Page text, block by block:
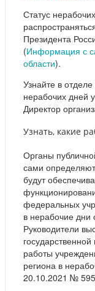
Статус
Президента
(Информация с
области).
Узнайте в
нерабочих дней
Директор
Узнать, какие
Органы
сами
будут
федеральных
в нерабочие дни
Руководители
работы
региона в
20.10.2021 №